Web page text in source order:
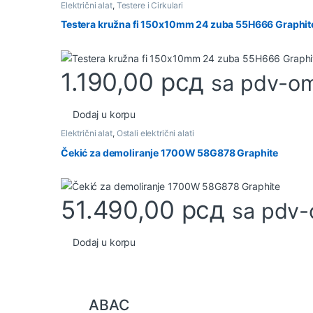
Električni alat, Testere i Cirkulari
Testera kružna fi 150x10mm 24 zuba 55H666
1.190,00 рсд sa pdv-
Dodaj u korpu
Električni alat, Ostali električni alati
Čekić za demoliranje 1700W 58G878 Graphite
51.490,00 рсд sa pdv-
Dodaj u korpu
ABAC